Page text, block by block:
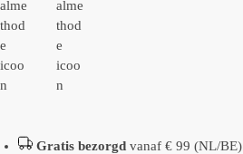
Gratis bezorgd vanaf € 99 (NL/BE)